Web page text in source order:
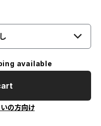
available
の方向け